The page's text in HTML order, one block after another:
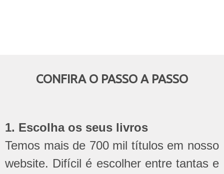
CONFIRA O PASSO A PASSO
1. Escolha os seus livros
Temos mais de 700 mil títulos em nosso
website. Difícil é escolher entre tantas e